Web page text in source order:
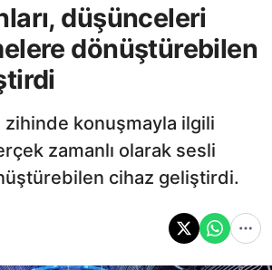
düşünceleri
dönüştürebilen
zihinde konuşmayla ilgili
zamanlı olarak sesli
cihaz geliştirdi.